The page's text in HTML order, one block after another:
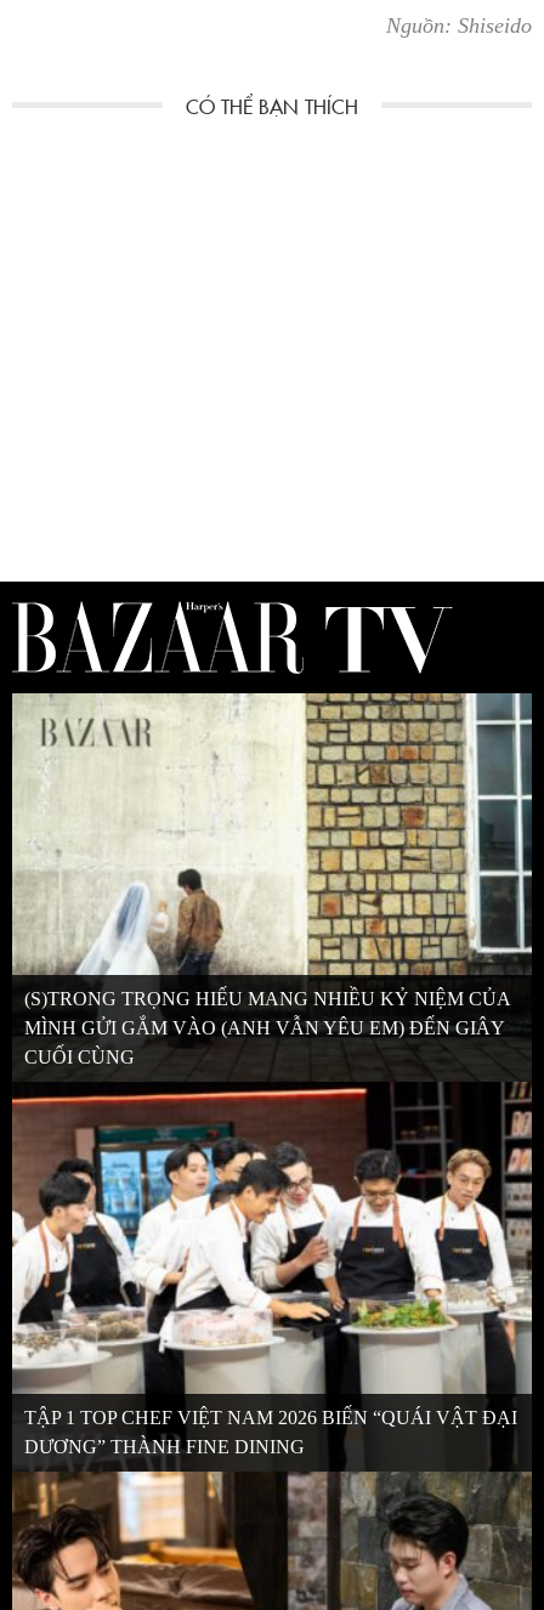
Nguồn: Shiseido
(S)TRONG TRỌNG HIẾU MANG NHIỀU KỶ NIỆM CỦA
MÌNH GỬI GẮM VÀO (ANH VẪN YÊU EM) ĐẾN GIÂY
CUỐI CÙNG
TẬP 1 TOP CHEF VIỆT NAM 2026 BIẾN “QUÁI VẬT ĐẠI
DƯƠNG” THÀNH FINE DINING